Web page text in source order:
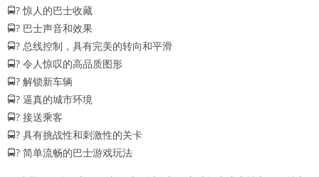
🚍? 惊人的巴士收藏
🚍? 巴士声音和效果
🚍? 总线控制，具有完美的转向和平滑
🚍? 令人惊叹的高品质图形
🚍? 解锁新车辆
🚍? 逼真的城市环境
🚍? 接送乘客
🚍? 具有挑战性和刺激性的关卡
🚍? 简单流畅的巴士游戏玩法